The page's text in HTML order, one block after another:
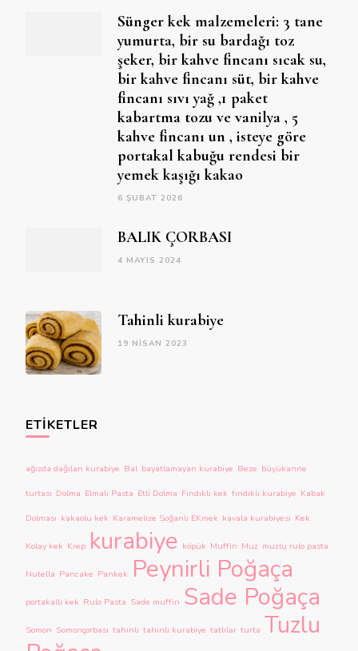
Sünger kek malzemeleri: 3 tane
yumurta, bir su bardağı toz
şeker, bir kahve fincanı sıcak su,
bir kahve fincanı süt, bir kahve
fincanı sıvı yağ ,1 paket
kabartma tozu ve vanilya , 5
kahve fincanı un , isteye göre
portakal kabuğu rendesi bir
yemek kaşığı kakao
6 ŞUBAT 2026
BALIK ÇORBASI
4 MAYIS 2024
Tahinli kurabiye
19 NISAN 2023
ETIKETLER
ağızda dağılan kurabiye Bal bayatlamayan kurabiye Beze büyükanne
turtası Dolma Elmalı Pasta Etli Dolma Fındıklı kek fındıklı kurabiye Kabak
Dolması kakaolu kek Karamelize Soğanlı EKmek kavala kurabiyesi Kek
Kolay kek Krep kurabiye köpük Muffin Muz muzlu rulo pasta
Nutella Pancake Pankek Peynirli Poğaça
portakallı kek Rulo Pasta Sade muffin Sade Poğaça
Somon Somonçorbası tahinli tahinli kurabiye tatlılar turta Tuzlu